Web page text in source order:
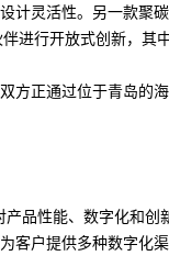
灵活性。另一款
进行开放式创新，其
正通过位于青岛
品性能、数字化和
户提供多种数字化